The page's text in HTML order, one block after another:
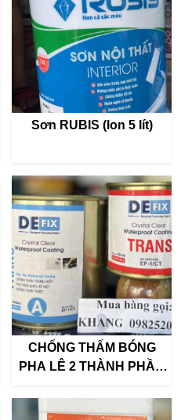
Sơn RUBIS (lon 5 lít)
CHỐNG THẤM BÓNG
PHA LÊ 2 THÀNH PHẦN